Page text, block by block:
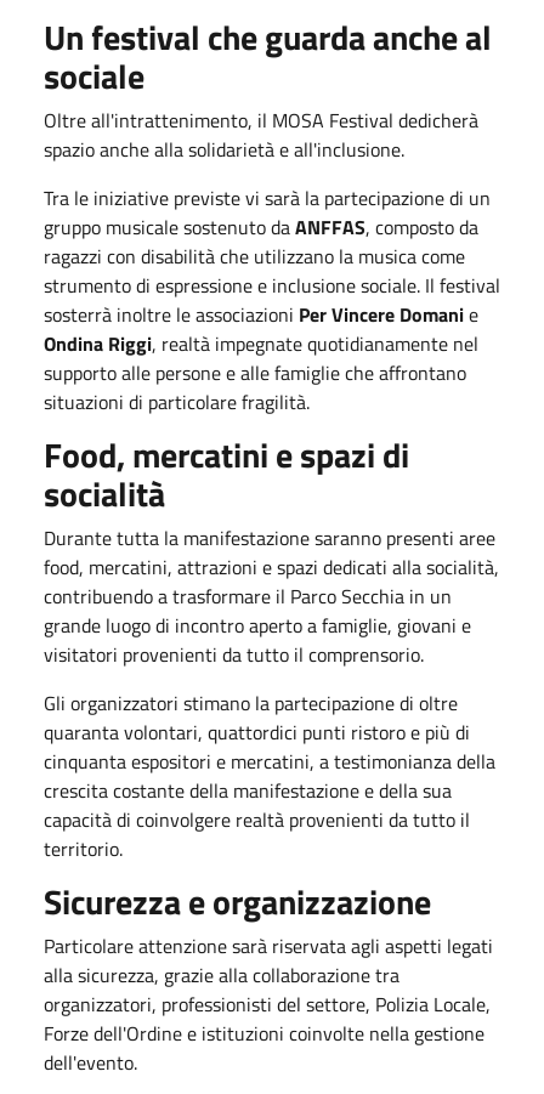
Un festival che guarda anche al
sociale
Oltre all'intrattenimento, il MOSA Festival dedicherà
spazio anche alla solidarietà e all'inclusione.
Tra le iniziative previste vi sarà la partecipazione di un
gruppo musicale sostenuto daANFFAS, composto da
ragazzi con disabilità che utilizzano la musica come
strumento di espressione e inclusione sociale. Il festival
sosterrà inoltre le associazioni Per Vincere Domanie
Ondina Riggi, realtà impegnate quotidianamente nel
supporto alle persone e alle famiglie che affrontano
situazioni di particolare fragilità.
Food, mercatini e spazi di
socialità
Durante tutta la manifestazione saranno presenti aree
food, mercatini, attrazioni e spazi dedicati alla socialità,
contribuendo a trasformare il Parco Secchia in un
grande luogo di incontro aperto a famiglie, giovani e
visitatori provenienti da tutto il comprensorio.
Gli organizzatori stimano la partecipazione di oltre
quaranta volontari, quattordici punti ristoro e più di
cinquanta espositori e mercatini, a testimonianza della
crescita costante della manifestazione e della sua
capacità di coinvolgere realtà provenienti da tutto il
territorio.
Sicurezza e organizzazione
Particolare attenzione sarà riservata agli aspetti legati
alla sicurezza, grazie alla collaborazione tra
organizzatori, professionisti del settore, Polizia Locale,
Forze dell'Ordine e istituzioni coinvolte nella gestione
dell'evento.